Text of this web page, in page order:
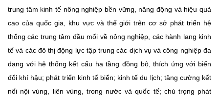
trung tâm kinh tế nông nghiệp bền vững, năng động và hiệu quả
cao của quốc gia, khu vực và thế giới trên cơ sở phát triển hệ
thống các trung tâm đầu mối về nông nghiệp, các hành lang kinh
tế và các đô thị động lực tập trung các dịch vụ và công nghiệp đa
dạng với hệ thống kết cấu hạ tầng đồng bộ, thích ứng với biến
đổi khí hậu; phát triển kinh tế biển; kinh tế du lịch; tăng cường kết
nối nội vùng, liên vùng, trong nước và quốc tế; chú trọng phát